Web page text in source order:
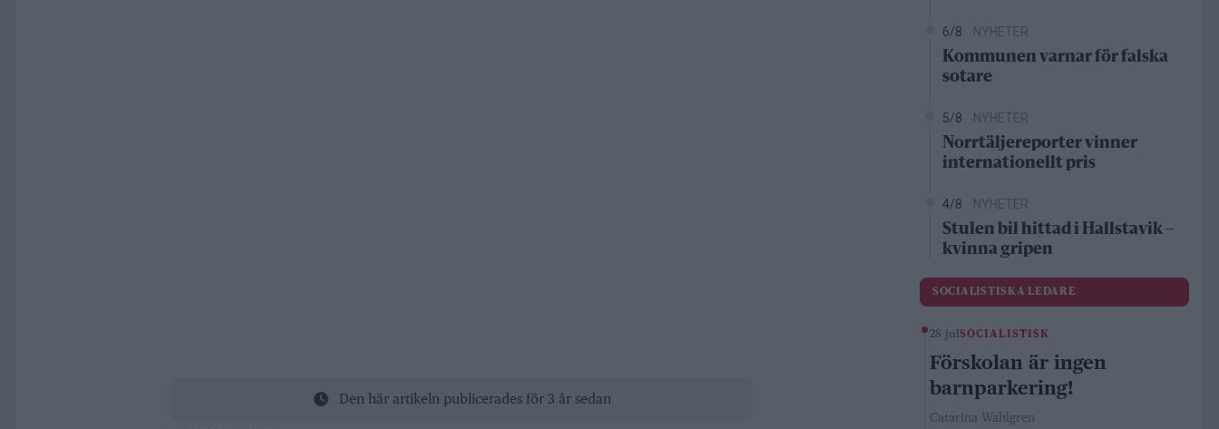
Den här artikeln publicerades för 3 år sedan
6/8 NYHETER
Kommunen varnar för falska
sotare
5/8 NYHETER
Norrtäljereporter vinner
internationellt pris
4/8 NYHETER
Stulen bil hittad i Hallstavik –
kvinna gripen
SOCIALISTISKA LEDARE
28 julSOCIALISTISK
Förskolan är ingen
barnparkering!
Catarina Wahlgren